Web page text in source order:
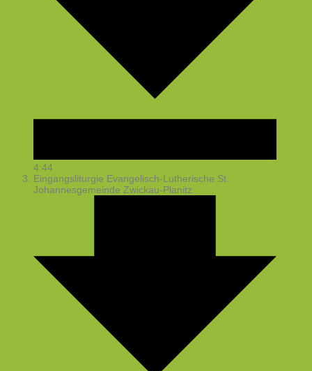
4:44
Eingangsliturgie Evangelisch-Lutherische St.
Johannesgemeinde Zwickau-Planitz